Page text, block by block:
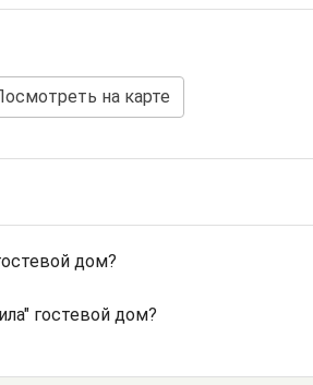
на карте
дом?
гостевой дом?